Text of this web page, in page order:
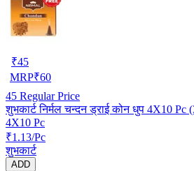
₹45
MRP₹60
45 Regular Price
शुभकार्ट निर्मल चन्दन ड्राई कोन धुप 4X10
4X10 Pc
₹1.13/Pc
शुभकार्ट
ADD